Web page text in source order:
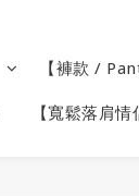
【褲款 /
【寬鬆落肩情